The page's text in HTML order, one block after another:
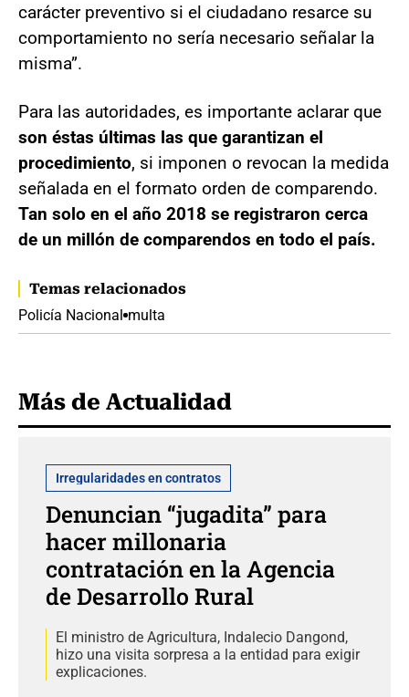
carácter preventivo si el ciudadano resarce su
comportamiento no sería necesario señalar la
misma”.
Para las autoridades, es importante aclarar que
son éstas últimas las que garantizan el
procedimiento, si imponen o revocan la medida
señalada en el formato orden de comparendo.
Tan solo en el año 2018 se registraron cerca
de un millón de comparendos en todo el país.
Temas relacionados
Policía Nacional multa
Más de Actualidad
Irregularidades en contratos
Denuncian “jugadita” para
hacer millonaria
contratación en la Agencia
de Desarrollo Rural
El ministro de Agricultura, Indalecio Dangond,
hizo una visita sorpresa a la entidad para exigir
explicaciones.